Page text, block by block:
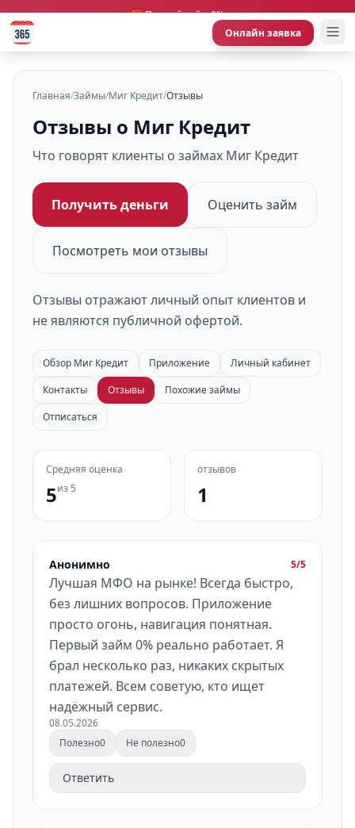
🎁 Первый займ 0%
Онлайн заявка
Главная/Займы/Миг Кредит/Отзывы
Отзывы о Миг Кредит
Что говорят клиенты о займах Миг Кредит
Получить деньги Оценить займ
Посмотреть мои отзывы
Отзывы отражают личный опыт клиентов и
не являются публичной офертой.
Обзор Миг Кредит Приложение
Личный кабинет
Контакты
Отзывы
Похожие займы
Отписаться
Средняя оценка
5из 5
отзывов
1
Анонимно 5/5
Лучшая МФО на рынке! Всегда быстро,
без лишних вопросов. Приложение
просто огонь, навигация понятная.
Первый займ 0% реально работает. Я
брал несколько раз, никаких скрытых
платежей. Всем советую, кто ищет
надёжный сервис.
08.05.2026
Полезно0 Не полезно0
Ответить